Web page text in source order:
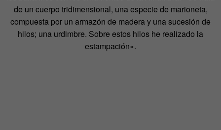
de un cuerpo tridimensional, una especie de marioneta,
compuesta por un armazón de madera y una sucesión de
hilos; una urdimbre. Sobre estos hilos he realizado la
estampación».